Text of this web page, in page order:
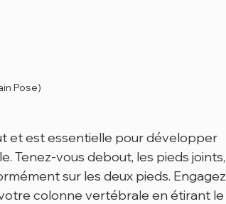
Pose)
et est essentielle pour développer
Tenez-vous debout, les pieds joints,
sur les deux pieds. Engagez
colonne vertébrale en étirant le